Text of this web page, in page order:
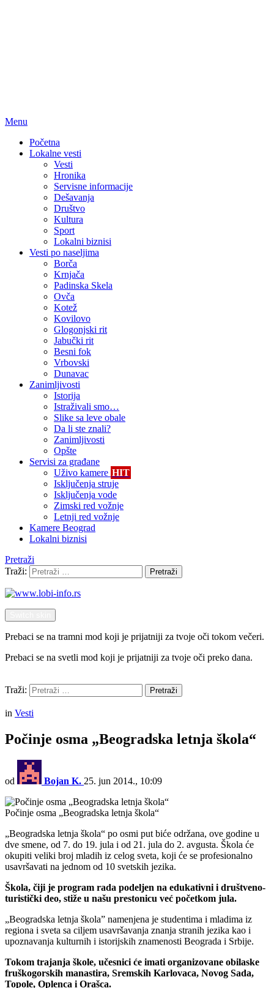
Menu
Početna
Lokalne vesti
Vesti
Hronika
Servisne informacije
Dešavanja
Društvo
Kultura
Sport
Lokalni biznisi
Vesti po naseljima
Borča
Krnjača
Padinska Skela
Ovča
Kotež
Kovilovo
Glogonjski rit
Jabučki rit
Besni fok
Vrbovski
Dunavac
Zanimljivosti
Istorija
Istraživali smo…
Slike sa leve obale
Da li ste znali?
Zanimljivosti
Opšte
Servisi za građane
Uživo kamere HIT
Isključenja struje
Isključenja vode
Zimski red vožnje
Letnji red vožnje
Kamere Beograd
Lokalni biznisi
Pretraži
Traži:
Pretraži
Prebaci se na tramni mod koji je prijatniji za tvoje oči tokom večeri.
Prebaci se na svetli mod koji je prijatniji za tvoje oči preko dana.
Traži:
Pretraži
in Vesti
Počinje osma „Beogradska letnja škola“
od Bojan K. 25. jun 2014., 10:09
Počinje osma „Beogradska letnja škola“
„Beogradska letnja škola“ po osmi put biće održana, ove godine u
dve smene, od 7. do 19. jula i od 21. jula do 2. avgusta. Škola će
okupiti veliki broj mladih iz celog sveta, koji će se profesionalno
usavršavati na jednom od 10 svetskih jezika.
Škola, čiji je program rada podeljen na edukativni i društveno-
turistički deo, stiže u našu prestonicu već početkom jula.
„Beogradska letnja škola” namenjena je studentima i mladima iz
regiona i sveta sa ciljem usavršavanja znanja stranih jezika kao i
upoznavanja kulturnih i istorijskih znamenosti Beograda i Srbije.
Tokom trajanja škole, učesnici će imati organizovane obilaske
fruškogorskih manastira, Sremskih Karlovaca, Novog Sada,
Topole, Oplenca i Orašca.